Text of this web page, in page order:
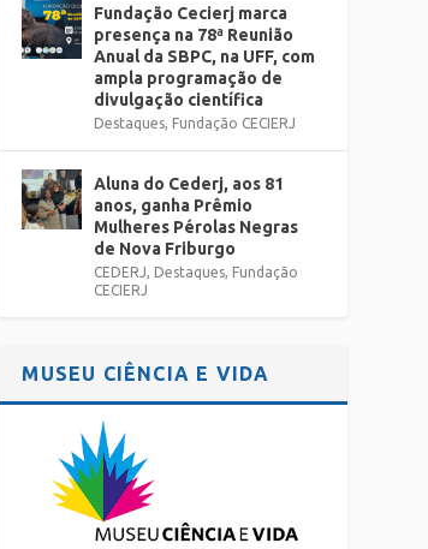
Fundação Cecierj marca
presença na 78ª Reunião
Anual da SBPC, na UFF, com
ampla programação de
divulgação científica
Destaques, Fundação CECIERJ
Aluna do Cederj, aos 81
anos, ganha Prêmio
Mulheres Pérolas Negras
de Nova Friburgo
CEDERJ, Destaques, Fundação
CECIERJ
MUSEU CIÊNCIA E VIDA